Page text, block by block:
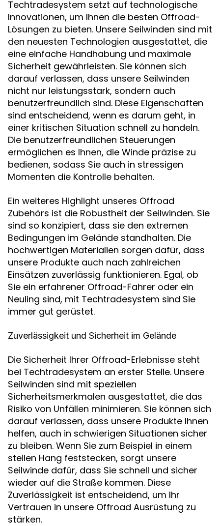
Techtradesystem setzt auf technologische
Innovationen, um Ihnen die besten Offroad-
Lösungen zu bieten. Unsere Seilwinden sind mit
den neuesten Technologien ausgestattet, die
eine einfache Handhabung und maximale
Sicherheit gewährleisten. Sie können sich
darauf verlassen, dass unsere Seilwinden
nicht nur leistungsstark, sondern auch
benutzerfreundlich sind. Diese Eigenschaften
sind entscheidend, wenn es darum geht, in
einer kritischen Situation schnell zu handeln.
Die benutzerfreundlichen Steuerungen
ermöglichen es Ihnen, die Winde präzise zu
bedienen, sodass Sie auch in stressigen
Momenten die Kontrolle behalten.
Ein weiteres Highlight unseres Offroad
Zubehörs ist die Robustheit der Seilwinden. Sie
sind so konzipiert, dass sie den extremen
Bedingungen im Gelände standhalten. Die
hochwertigen Materialien sorgen dafür, dass
unsere Produkte auch nach zahlreichen
Einsätzen zuverlässig funktionieren. Egal, ob
Sie ein erfahrener Offroad-Fahrer oder ein
Neuling sind, mit Techtradesystem sind Sie
immer gut gerüstet.
Zuverlässigkeit und Sicherheit im Gelände
Die Sicherheit Ihrer Offroad-Erlebnisse steht
bei Techtradesystem an erster Stelle. Unsere
Seilwinden sind mit speziellen
Sicherheitsmerkmalen ausgestattet, die das
Risiko von Unfällen minimieren. Sie können sich
darauf verlassen, dass unsere Produkte Ihnen
helfen, auch in schwierigen Situationen sicher
zu bleiben. Wenn Sie zum Beispiel in einem
steilen Hang feststecken, sorgt unsere
Seilwinde dafür, dass Sie schnell und sicher
wieder auf die Straße kommen. Diese
Zuverlässigkeit ist entscheidend, um Ihr
Vertrauen in unsere Offroad Ausrüstung zu
stärken.